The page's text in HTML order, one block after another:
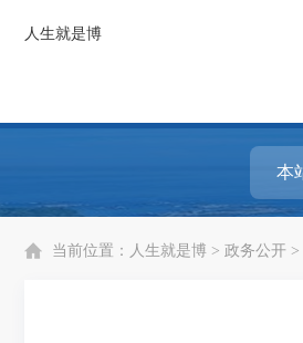
人生就是博
当前位置： 人生就是博 > 政务公开 >